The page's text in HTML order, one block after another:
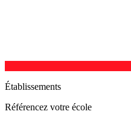
Établissements
Référencez votre école